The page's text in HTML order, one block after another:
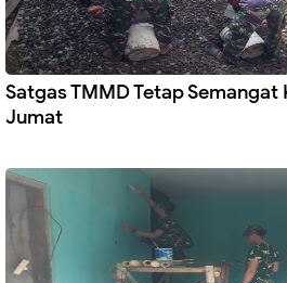
Satgas TMMD Tetap
Jumat